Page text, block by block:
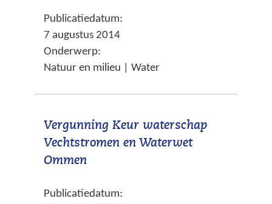
e
w
e
b
s
t
e
)
r
e
e
n
a
d
e
w
e
r
w
i
j
t
n
r
Publicatiedatum:
7 augustus 2014
Onderwerp:
Natuur en milieu | Water
Vergunning Keur waterschap
Vechtstromen en Waterwet
Ommen(
e
Publicatiedatum: